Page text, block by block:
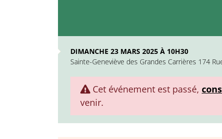
DIMANCHE 23 MARS 2025 À 10H30
Sainte-Geneviève des Grandes Carrières 174
Cet événement est passé,
venir.